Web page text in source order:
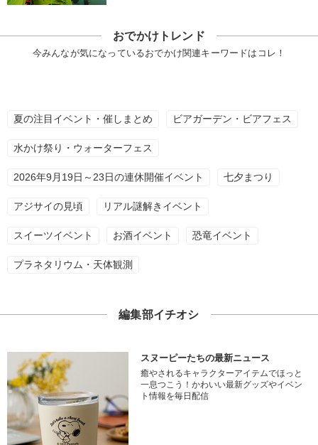
おでかけトレンド
今みんなが気になっているおでかけ関連キーワードはコレ！
夏の注目イベント・催しまとめ ビアガーデン・ビアフェス
水かけ祭り・ウォーターフェス
2026年9月19日～23日の連休開催イベント 七夕まつり
アジサイの見頃 リアル謎解きイベント
スイーツイベント お酒イベント 恐竜イベント
プラネタリウム・天体観測
編集部イチオシ
スヌーピーたちの最新ニュース
癒やされるキャラクターアイテムでほっと
一息つこう！かわいい最新グッズやイベン
ト情報を毎日配信